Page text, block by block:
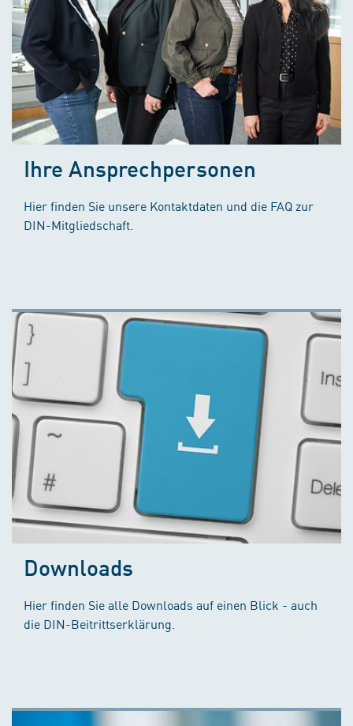
Ihre Ansprechpersonen
Hier finden Sie unsere Kontaktdaten und die FAQ zur
DIN-Mitgliedschaft.
Downloads
Hier finden Sie alle Downloads auf einen Blick - auch
die DIN-Beitrittserklärung.